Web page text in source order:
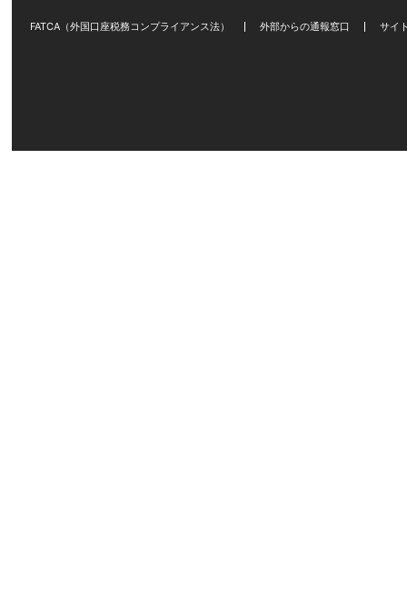
FATCA（外国口座税務コンプライアンス法） 外部からの通報窓口 サイ